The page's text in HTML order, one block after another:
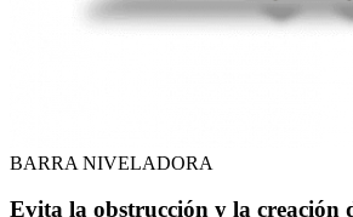
BARRA NIVELADORA
Evita la obstrucción y la creación